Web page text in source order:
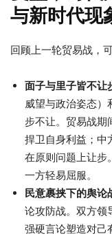
与新时代现
回顾上一轮贸易战，
面子与里子皆不让
威望与政治姿态）
步不让。贸易战期
捍卫自身利益；中
在原则问题上让步
一方轻易屈服。
民意裹挟下的舆论
论攻防战。双方领
强硬言论塑造对己